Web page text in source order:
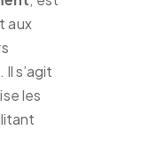
aux
s’agit
les